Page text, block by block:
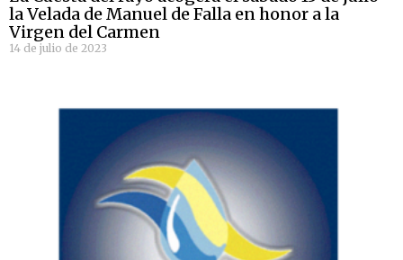
la Velada de Manuel de Falla en honor a la
Virgen del Carmen
14 de julio de 2023